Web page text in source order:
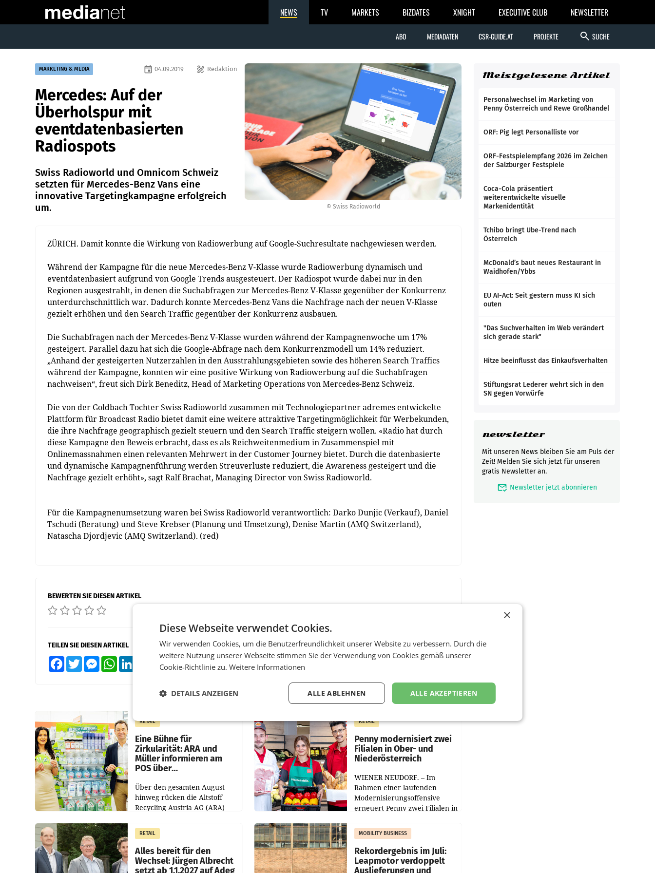
NEWS TV MARKETS BIZDATES XNIGHT EXECUTIVE CLUB NEWSLETTER
ABO MEDIADATEN CSR-GUIDE.AT PROJEKTE search SUCHE
© Swiss Radioworld
MARKETING & MEDIA draw Redaktion
event 04.09.2019
Mercedes: Auf der
Überholspur mit
eventdatenbasierten
Radiospots
Swiss Radioworld und Omnicom Schweiz
setzten für Mercedes-Benz Vans eine
innovative Targetingkampagne erfolgreich
um.
ZÜRICH. Damit konnte die Wirkung von Radiowerbung auf Google-Suchresultate nachgewiesen werden.
Während der Kampagne für die neue Mercedes-Benz V-Klasse wurde Radiowerbung dynamisch und
eventdatenbasiert aufgrund von Google Trends ausgesteuert. Der Radiospot wurde dabei nur in den
Regionen ausgestrahlt, in denen die Suchabfragen zur Mercedes-Benz V-Klasse gegenüber der Konkurrenz
unterdurchschnittlich war. Dadurch konnte Mercedes-Benz Vans die Nachfrage nach der neuen V-Klasse
gezielt erhöhen und den Search Traffic gegenüber der Konkurrenz ausbauen.
Die Suchabfragen nach der Mercedes-Benz V-Klasse wurden während der Kampagnenwoche um 17%
gesteigert. Parallel dazu hat sich die Google-Abfrage nach dem Konkurrenzmodell um 14% reduziert.
„Anhand der gesteigerten Nutzerzahlen in den Ausstrahlungsgebieten sowie des höheren Search Traffics
während der Kampagne, konnten wir eine positive Wirkung von Radiowerbung auf die Suchabfragen
nachweisen“, freut sich Dirk Beneditz, Head of Marketing Operations von Mercedes-Benz Schweiz.
Die von der Goldbach Tochter Swiss Radioworld zusammen mit Technologiepartner adremes entwickelte
Plattform für Broadcast Radio bietet damit eine weitere attraktive Targetingmöglichkeit für Werbekunden,
die ihre Nachfrage geographisch gezielt steuern und den Search Traffic steigern wollen. «Radio hat durch
diese Kampagne den Beweis erbracht, dass es als Reichweitenmedium in Zusammenspiel mit
Onlinemassnahmen einen relevanten Mehrwert in der Customer Journey bietet. Durch die datenbasierte
und dynamische Kampagnenführung werden Streuverluste reduziert, die Awareness gesteigert und die
Nachfrage gezielt erhöht», sagt Ralf Brachat, Managing Director von Swiss Radioworld.
Für die Kampagnenumsetzung waren bei Swiss Radioworld verantwortlich: Darko Dunjic (Verkauf), Daniel
Tschudi (Beratung) und Steve Krebser (Planung und Umsetzung), Denise Martin (AMQ Switzerland),
Natascha Djordjevic (AMQ Switzerland). (red)
BEWERTEN SIE DIESEN ARTIKEL
TEILEN SIE DIESEN ARTIKEL
FacebookTwitter MessengerWhatsApp XING Teilen
RETAIL
Eine Bühne für
Zirkularität: ARA und
Müller informieren am
POS über
Über den gesamten August
hinweg rücken die Altstoff
Recycling Austria AG (ARA)
Müller die Initiative „Kreislauf-
Helden“ in allen
österreichischen Müller-Filialen
RETAIL
Penny modernisiert zwei
Filialen in Ober- und
Niederösterreich
WIENER NEUDORF. – Im
Rahmen einer laufenden
Modernisierungsoffensive
erneuert Penny zwei Filialen in
Die beiden Standorte liegen in
Haag sowie im rund
RETAIL
Alles bereit für den
Wechsel: Jürgen Albrecht
setzt ab 1.1.2027 auf Adeg
MOBILITY BUSINESS
Rekordergebnis im Juli:
Leapmotor verdoppelt
Auslieferungen und
Meistgelesene Artikel
Personalwechsel im Marketing von
Penny Österreich und Rewe Großhandel
ORF: Pig legt Personalliste vor
ORF-Festspielempfang 2026 im Zeichen
der Salzburger Festspiele
Coca-Cola präsentiert
weiterentwickelte visuelle
Markenidentität
Tchibo bringt Ube-Trend nach
Österreich
McDonald’s baut neues Restaurant in
Waidhofen/Ybbs
EU AI-Act: Seit gestern muss KI sich
outen
"Das Suchverhalten im Web verändert
sich gerade stark"
Hitze beeinflusst das Einkaufsverhalten
Stiftungsrat Lederer wehrt sich in den
SN gegen Vorwürfe
newsletter
Mit unseren News bleiben Sie am Puls der
Zeit! Melden Sie sich jetzt für unseren
gratis Newsletter an.
mark_email_read Newsletter jetzt abonnieren
×
Diese Webseite verwendet Cookies.
Wir verwenden Cookies, um die Benutzerfreundlichkeit unserer Website zu verbessern. Durch die
weitere Nutzung unserer Webseite stimmen Sie der Verwendung von Cookies gemäß unserer
Cookie-Richtlinie zu. Weitere Informationen
ALLE AKZEPTIEREN
ALLE ABLEHNEN
DETAILS ANZEIGEN